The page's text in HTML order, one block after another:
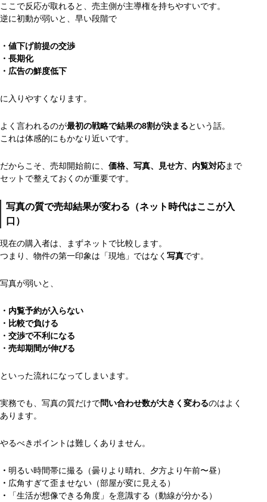
ここで反応が取れると、売主側が主導権を持ちやすいです。
逆に初動が弱いと、早い段階で
・値下げ前提の交渉
・ 長期化
・ 広告の鮮度低下
に入りやすくなります。
よく言われるのが最初の戦略で結果の8割が決まるという話。
これは体感的にもかなり近いです。
だからこそ、売却開始前に、 価格、写真、見せ方、内覧対応まで
セットで整えておくのが重要です。
写真の質で売却結果が変わる（ネット時代はここが入
口）
現在の購入者は、まずネットで比較します。
つまり、物件の第一印象は「現地」ではなく 写真です。
写真が弱いと、
・内覧予約が入らない
・比較で負ける
・交渉で不利になる
・売却期間が伸びる
といった流れになってしまいます。
実務でも、写真の質だけで問い合わせ数が大きく変わるのはよく
あります。
やるべきポイントは難しくありません。
・ 明るい時間帯に撮る（曇りより晴れ、夕方より午前〜昼）
・ 広角すぎて歪ませない（部屋が変に見える）
・
「生活が想像できる角度」を意識する（動線が分かる）